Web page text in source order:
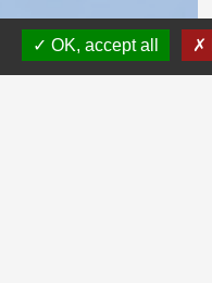
OK, accept all